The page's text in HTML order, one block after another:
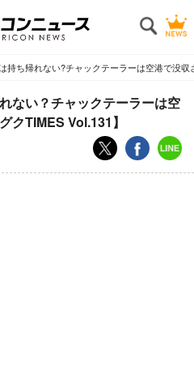
持ち帰れない?チャックテーラーは空港で没
ない？チャックテーラーは空
クTIMES Vol.131】